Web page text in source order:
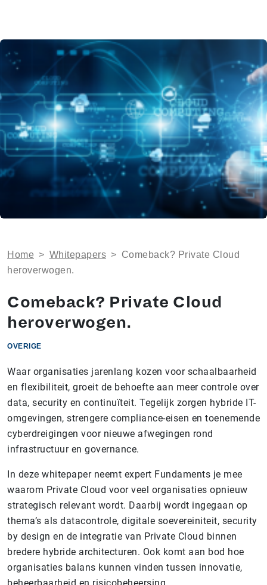
Home > Whitepapers > Comeback? Private Cloud
heroverwogen.
Comeback? Private Cloud
heroverwogen.
OVERIGE
Waar organisaties jarenlang kozen voor schaalbaarheid
en flexibiliteit, groeit de behoefte aan meer controle over
data, security en continuïteit. Tegelijk zorgen hybride IT-
omgevingen, strengere compliance-eisen en toenemende
cyberdreigingen voor nieuwe afwegingen rond
infrastructuur en governance.
In deze whitepaper neemt expert Fundaments je mee
waarom Private Cloud voor veel organisaties opnieuw
strategisch relevant wordt. Daarbij wordt ingegaan op
thema’s als datacontrole, digitale soevereiniteit, security
by design en de integratie van Private Cloud binnen
bredere hybride architecturen. Ook komt aan bod hoe
organisaties balans kunnen vinden tussen innovatie,